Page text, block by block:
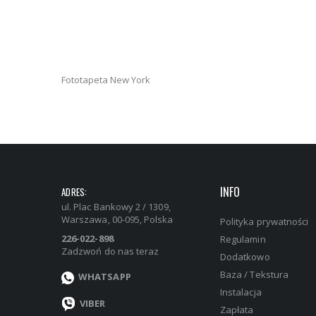
Fototapeta New York
ADRES:
ul. Plac Bankowy 2 / 1309,
Warszawa, 00-095, Polska
226-022-898
Zadzwoń do nas teraz
WHATSAPP
VIBER
INFO
Polityka prywatności
Regulamin
Dodatkowo
Baza / Tekstura
Instalacja
Zapłata